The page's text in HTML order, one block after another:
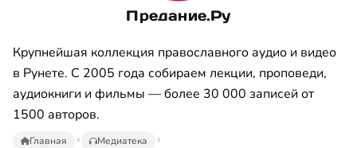
Предание.Ру
Крупнейшая коллекция православного аудио и видео
в Рунете. С 2005 года собираем лекции, проповеди,
аудиокниги и фильмы — более 30 000 записей от
1500 авторов.
Главная
Медиатека